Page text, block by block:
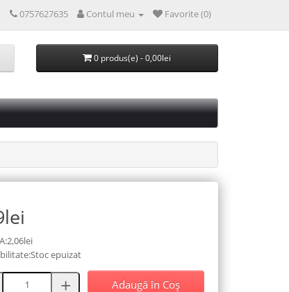
0757627635 Contul meu Favorite (0)
0 produs(e) - 0,00lei
epuizat
Adaugă în Coş